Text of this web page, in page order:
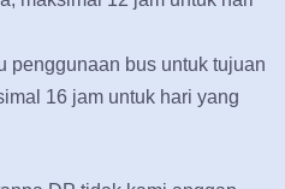
penggunaan bus untuk tujuan
16 jam untuk hari yang